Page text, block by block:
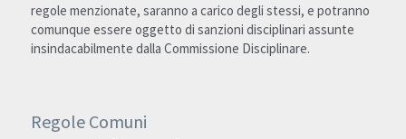
regole menzionate, saranno a carico degli stessi, e potranno
comunque essere oggetto di sanzioni disciplinari assunte
insindacabilmente dalla Commissione Disciplinare.
Regole Comuni